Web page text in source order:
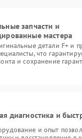
запчасти и
мастера
детали F+ и
что
и сохранение
диагностика и
и опыт